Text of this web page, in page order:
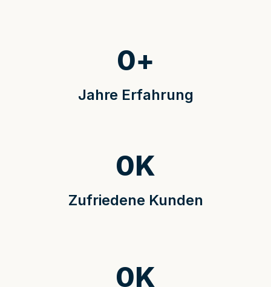
Jahre Erfahrung
0+
Zufriedene Kunden
0K
0K